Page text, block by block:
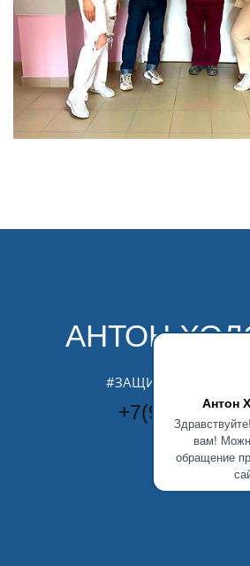
Антон
вам!
обращение
АНТОН
#ЗАЩИТА #ЗАБОТА
+7(981)509-